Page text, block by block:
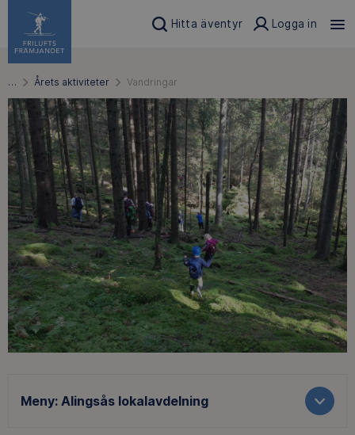
Hitta äventyr Logga in
… Årets aktiviteter Vandringar
Meny: Alingsås lokalavdelning